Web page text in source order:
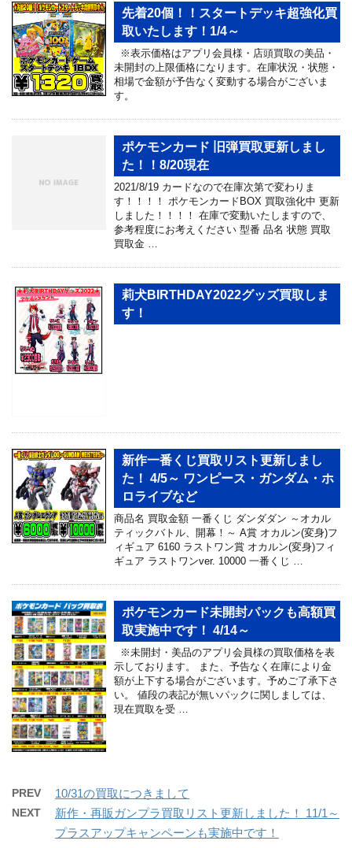
先着20個！！スタートデッキ超強化買
取いたします！1/4～
※表示価格はアプリ会員様・店頭買取の美品・
未開封の上限価格になります。在庫状況・状態・
相場で金額が予告なく変動する場合がございま
す。
ポケモンカード 旧弾買取更新しまし
た！！8/20現在
2021/8/19 カードなので在庫次第で変わりま
す！！！！ ポケモンカードBOX 買取強化中 更新
しました！！！！ 在庫で変動いたしますので、
参考程度にお考えください 型番 品名 状態 買取
買取金 …
莉犬BIRTHDAY2022グッズ買取しま
す！
新作一番くじ買取リスト更新しまし
た！ 4/5～ ワンピース・ガンダム・ホ
ロライブなど
商品名 買取金額 一番くじ ダンダダン ～オカル
ティックバトル、開幕！～ A賞 オカルン(変身)フ
ィギュア 6160 ラストワン賞 オカルン(変身)フィ
ギュア ラストワンver. 10000 一番くじ …
ポケモンカード未開封パックも高額買
取実施中です！ 4/14～
※未開封・美品のアプリ会員様の買取価格を表
示しております。 また、予告なく在庫により金
額が上下する場合がございます。予めご了承下さ
い。 値段の表記が無いパックに関しましては、
現在買取を受 …
PREV 10/31の買取につきまして
NEXT
新作・再販ガンプラ買取リスト更新しました！ 11/1～
プラスアップキャンペーンも実施中です！